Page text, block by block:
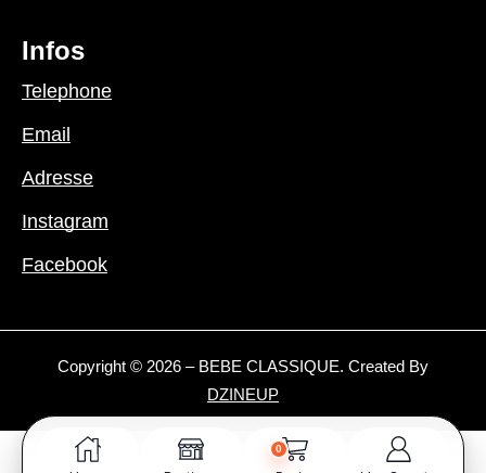
0
Infos
Telephone
Email
Adresse
Instagram
Facebook
Copyright © 2026 – BEBE CLASSIQUE. Created By
DZINEUP